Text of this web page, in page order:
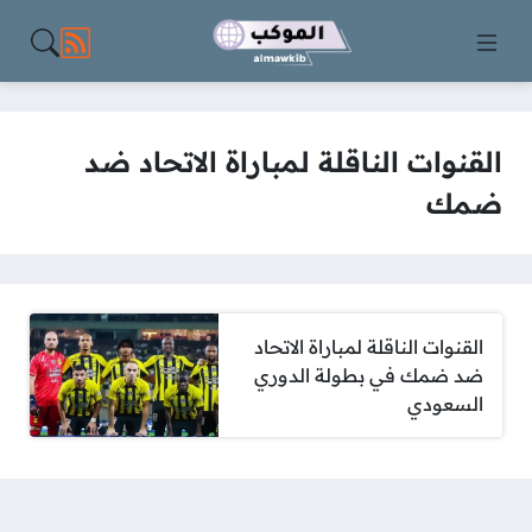
مواقع
القنوات الناقلة لمباراة الاتحاد ضد
ضمك
القنوات الناقلة لمباراة الاتحاد
ضد ضمك في بطولة الدوري
السعودي